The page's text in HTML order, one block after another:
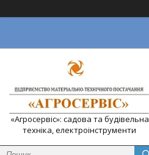
«Агросервіс»: садова та будівельна
техніка, електроінструменти